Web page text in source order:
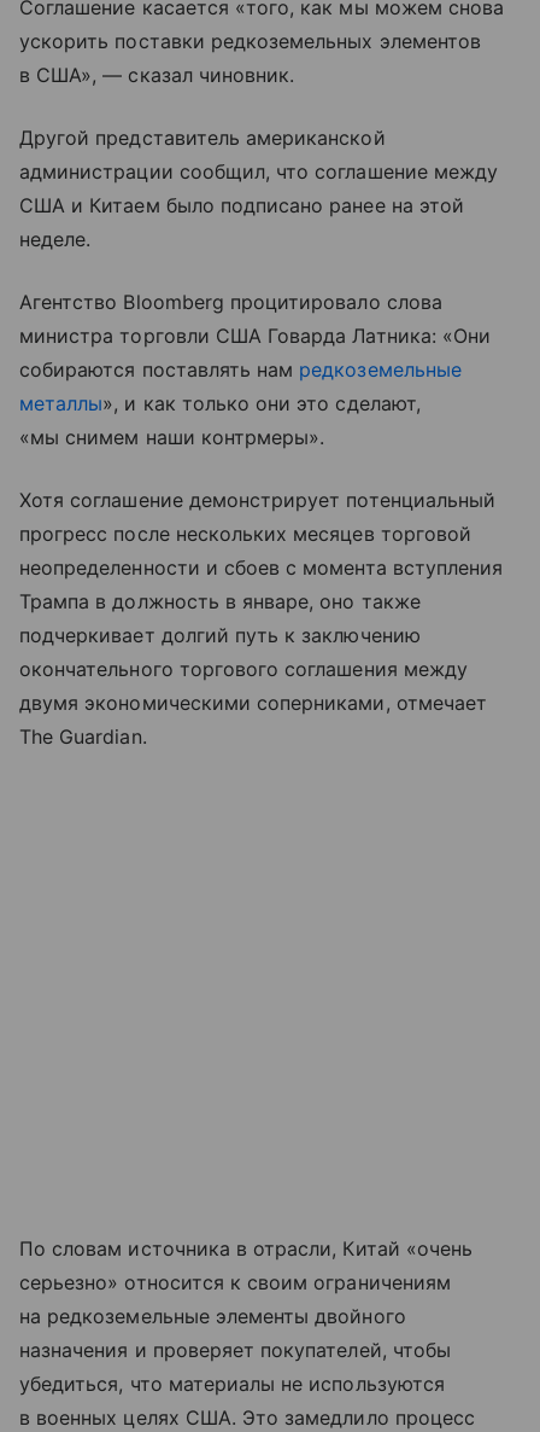
Соглашение касается «того, как мы можем снова
ускорить поставки редкоземельных элементов
в США», — сказал чиновник.
Другой представитель американской
администрации сообщил, что соглашение между
США и Китаем было подписано ранее на этой
неделе.
Агентство Bloomberg процитировало слова
министра торговли США Говарда Латника: «Они
собираются поставлять нам редкоземельные
металлы», и как только они это сделают,
«мы снимем наши контрмеры».
Хотя соглашение демонстрирует потенциальный
прогресс после нескольких месяцев торговой
неопределенности и сбоев с момента вступления
Трампа в должность в январе, оно также
подчеркивает долгий путь к заключению
окончательного торгового соглашения между
двумя экономическими соперниками, отмечает
The Guardian.
По словам источника в отрасли, Китай «очень
серьезно» относится к своим ограничениям
на редкоземельные элементы двойного
назначения и проверяет покупателей, чтобы
убедиться, что материалы не используются
в военных целях США. Это замедлило процесс